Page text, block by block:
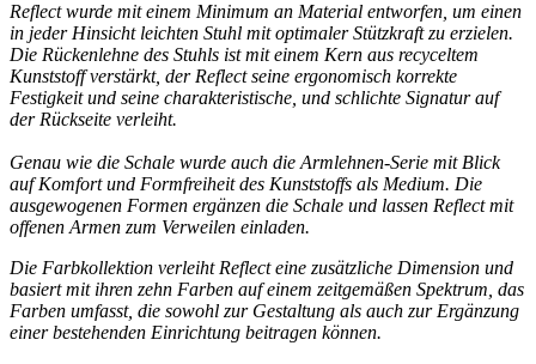
Reflect wurde mit einem Minimum an Material entworfen, um einen
in jeder Hinsicht leichten Stuhl mit optimaler Stützkraft zu erzielen.
Die Rückenlehne des Stuhls ist mit einem Kern aus recyceltem
Kunststoff verstärkt, der Reflect seine ergonomisch korrekte
Festigkeit und seine charakteristische, und schlichte Signatur auf
der Rückseite verleiht.
Genau wie die Schale wurde auch die Armlehnen-Serie mit Blick
auf Komfort und Formfreiheit des Kunststoffs als Medium. Die
ausgewogenen Formen ergänzen die Schale und lassen Reflect mit
offenen Armen zum Verweilen einladen.
Die Farbkollektion verleiht Reflect eine zusätzliche Dimension und
basiert mit ihren zehn Farben auf einem zeitgemäßen Spektrum, das
Farben umfasst, die sowohl zur Gestaltung als auch zur Ergänzung
einer bestehenden Einrichtung beitragen können.